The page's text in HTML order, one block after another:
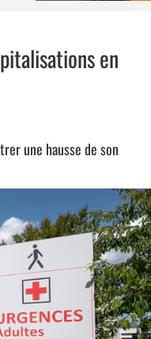
en
une hausse de son